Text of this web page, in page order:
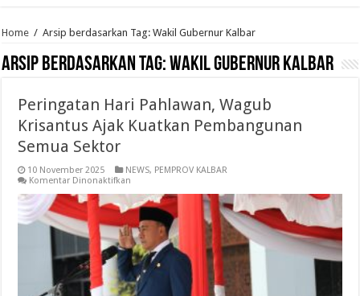
Home / Arsip berdasarkan Tag:Wakil Gubernur Kalbar
Arsip berdasarkan Tag:Wakil Gubernur Kalbar
Peringatan Hari Pahlawan, Wagub
Krisantus Ajak Kuatkan Pembangunan
Semua Sektor
10 November 2025 NEWS, PEMPROV KALBAR
Komentar Dinonaktifkan
Hari
Pahlawan,
Wagub
Krisantus
Ajak
Kuatkan
Pembangunan
Semua
Sektor